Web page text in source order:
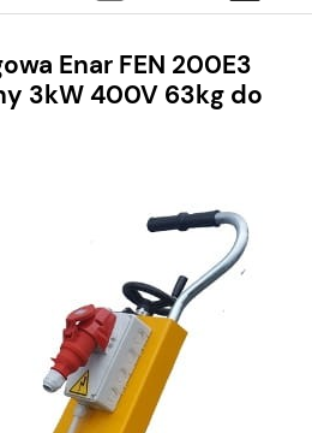
Enar FEN 200E3
3kW 400V 63kg do